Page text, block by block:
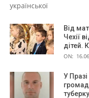
української
Від
Чехії
дітей.
ON:
У